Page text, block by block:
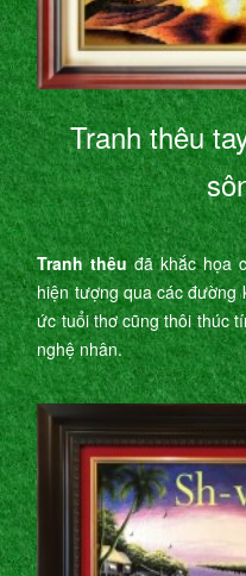
Tranh thêu
Tranh thêuđã khắc họa
hiện tượng qua các
ức tuổi thơ cũng thôi thúc
nghệ nhân.